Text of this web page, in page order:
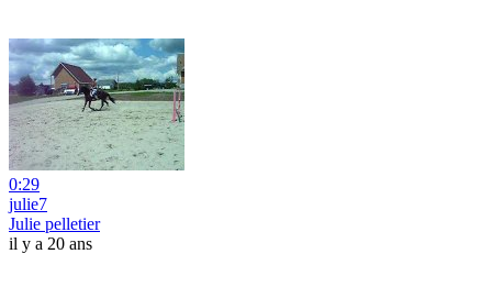
0:29
julie7
Julie pelletier
il y a 20 ans